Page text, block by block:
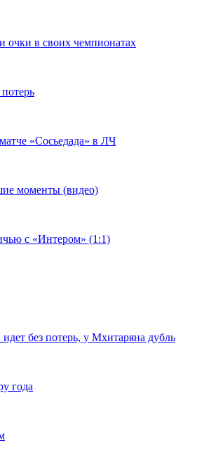
очки в своих чемпионатах
«Сосьедада» в ЛЧ
моменты (видео)
с «Интером» (1:1)
без потерь, у Мхитаряна дубль
года